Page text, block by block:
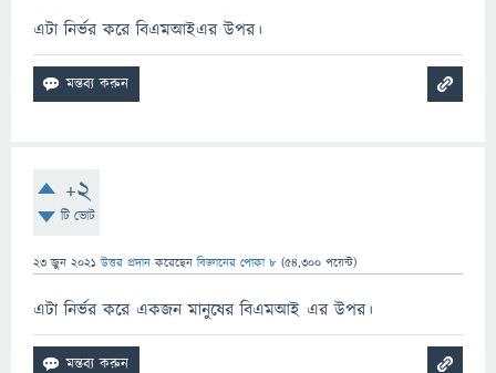
এটা নির্ভর করে বিএমআইএর উপর।
+2
টি ভোট
23 জুন 2021 উত্তর প্রদান করেছেনবিজ্ঞানের পোকা ৮ (54,300 পয়েন্ট)
এটা নির্ভর করে একজন মানুষের বিএমআই এর উপর।